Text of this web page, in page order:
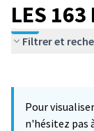
LES 163
Filtrer et
−
Pour
n'hésitez pas